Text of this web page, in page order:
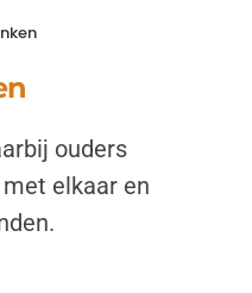
ouders
elkaar en